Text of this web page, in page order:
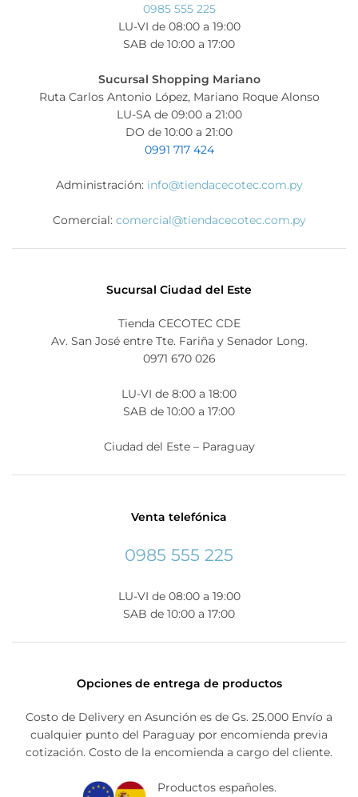
0985 555 225
LU-VI de 08:00 a 19:00
SAB de 10:00 a 17:00
Sucursal Shopping Mariano
Ruta Carlos Antonio López, Mariano Roque Alonso
LU-SA de 09:00 a 21:00
DO de 10:00 a 21:00
0991 717 424
Administración: info@tiendacecotec.com.py
Comercial: comercial@tiendacecotec.com.py
Sucursal Ciudad del Este
Tienda CECOTEC CDE
Av. San José entre Tte. Fariña y Senador Long.
0971 670 026
LU-VI de 8:00 a 18:00
SAB de 10:00 a 17:00
Ciudad del Este – Paraguay
Venta telefónica
0985 555 225
LU-VI de 08:00 a 19:00
SAB de 10:00 a 17:00
Opciones de entrega de productos
Costo de Delivery en Asunción es de Gs. 25.000 Envío a
cualquier punto del Paraguay por encomienda previa
cotización. Costo de la encomienda a cargo del cliente.
Productos españoles.